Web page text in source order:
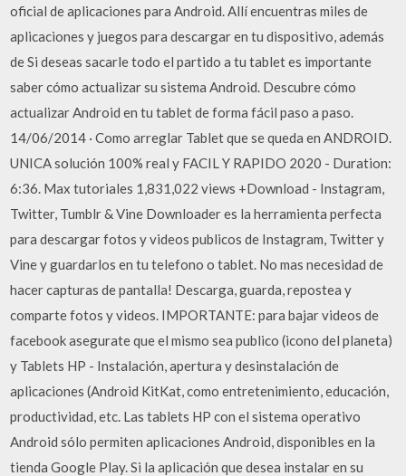
oficial de aplicaciones para Android. Allí encuentras miles de
aplicaciones y juegos para descargar en tu dispositivo, además
de Si deseas sacarle todo el partido a tu tablet es importante
saber cómo actualizar su sistema Android. Descubre cómo
actualizar Android en tu tablet de forma fácil paso a paso.
14/06/2014 · Como arreglar Tablet que se queda en ANDROID.
UNICA solución 100% real y FACIL Y RAPIDO 2020 - Duration:
6:36. Max tutoriales 1,831,022 views +Download - Instagram,
Twitter, Tumblr & Vine Downloader es la herramienta perfecta
para descargar fotos y videos publicos de Instagram, Twitter y
Vine y guardarlos en tu telefono o tablet. No mas necesidad de
hacer capturas de pantalla! Descarga, guarda, repostea y
comparte fotos y videos. IMPORTANTE: para bajar videos de
facebook asegurate que el mismo sea publico (icono del planeta)
y Tablets HP - Instalación, apertura y desinstalación de
aplicaciones (Android KitKat, como entretenimiento, educación,
productividad, etc. Las tablets HP con el sistema operativo
Android sólo permiten aplicaciones Android, disponibles en la
tienda Google Play. Si la aplicación que desea instalar en su